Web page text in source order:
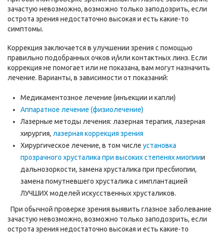
зачастую невозможно, возможно только заподозрить, если
острота зрения недостаточно высокая и есть какие-то
симптомы.
Коррекция заключается в улучшении зрения с помощью
правильно подобранных очков и/или контактных линз. Если
коррекция не помогает или не показана, вам могут назначить
лечение. Варианты, в зависимости от показаний:
Медикаментозное лечение (инъекции и капли)
Аппаратное лечение (физиолечение)
Лазерные методы лечения: лазерная терапия, лазерная
хирургия, лазерная коррекция зрения
Хирургическое лечение, в том числе установка
прозрачного хрусталика при высоких степенях миопиии
дальнозоркости, замена хрусталика при пресбиопии,
замена помутневшего хрусталика с имплантацией
ЛУЧШИХ моделей искусственных хрусталиков.
При обычной проверке зрения выявить глазное заболевание
зачастую невозможно, возможно только заподозрить, если
острота зрения недостаточно высокая и есть какие-то